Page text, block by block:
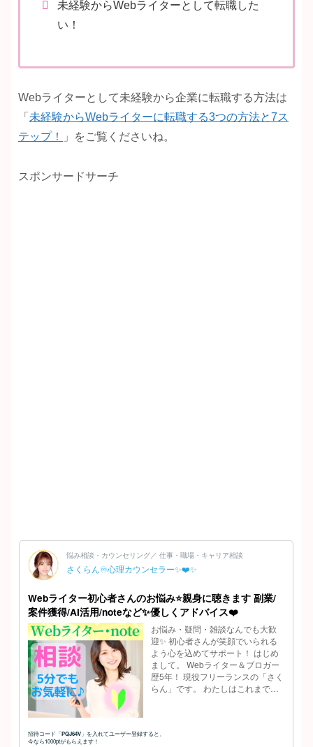
未経験からWebライターとして転職した
い！
Webライターとして未経験から企業に転職する方法は
「 未経験からWebライターに転職する3つの方法と7ス
テップ！
」をご覧くださいね。
スポンサードサーチ